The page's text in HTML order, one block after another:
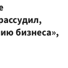
бизнеса»,